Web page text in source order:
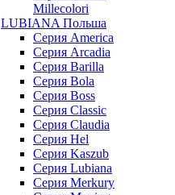
Millecolori
LUBIANA Польша
Серия America
Серия Arcadia
Серия Barilla
Серия Bola
Серия Boss
Серия Classic
Серия Claudia
Серия Hel
Серия Kaszub
Серия Lubiana
Серия Merkury